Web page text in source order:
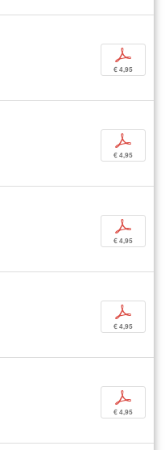
p
€ 4,95
p
€ 4,95
p
€ 4,95
p
€ 4,95
p
€ 4,95